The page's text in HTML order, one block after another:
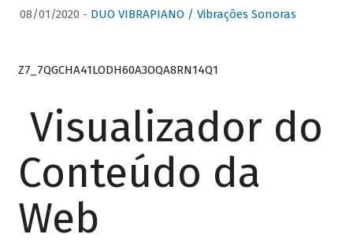
08/01/2020 - DUO VIBRAPIANO / Vibrações Sonoras
Z7_7QGCHA41LODH60A3OQA8RN14Q1
Visualizador do
Conteúdo da
Web